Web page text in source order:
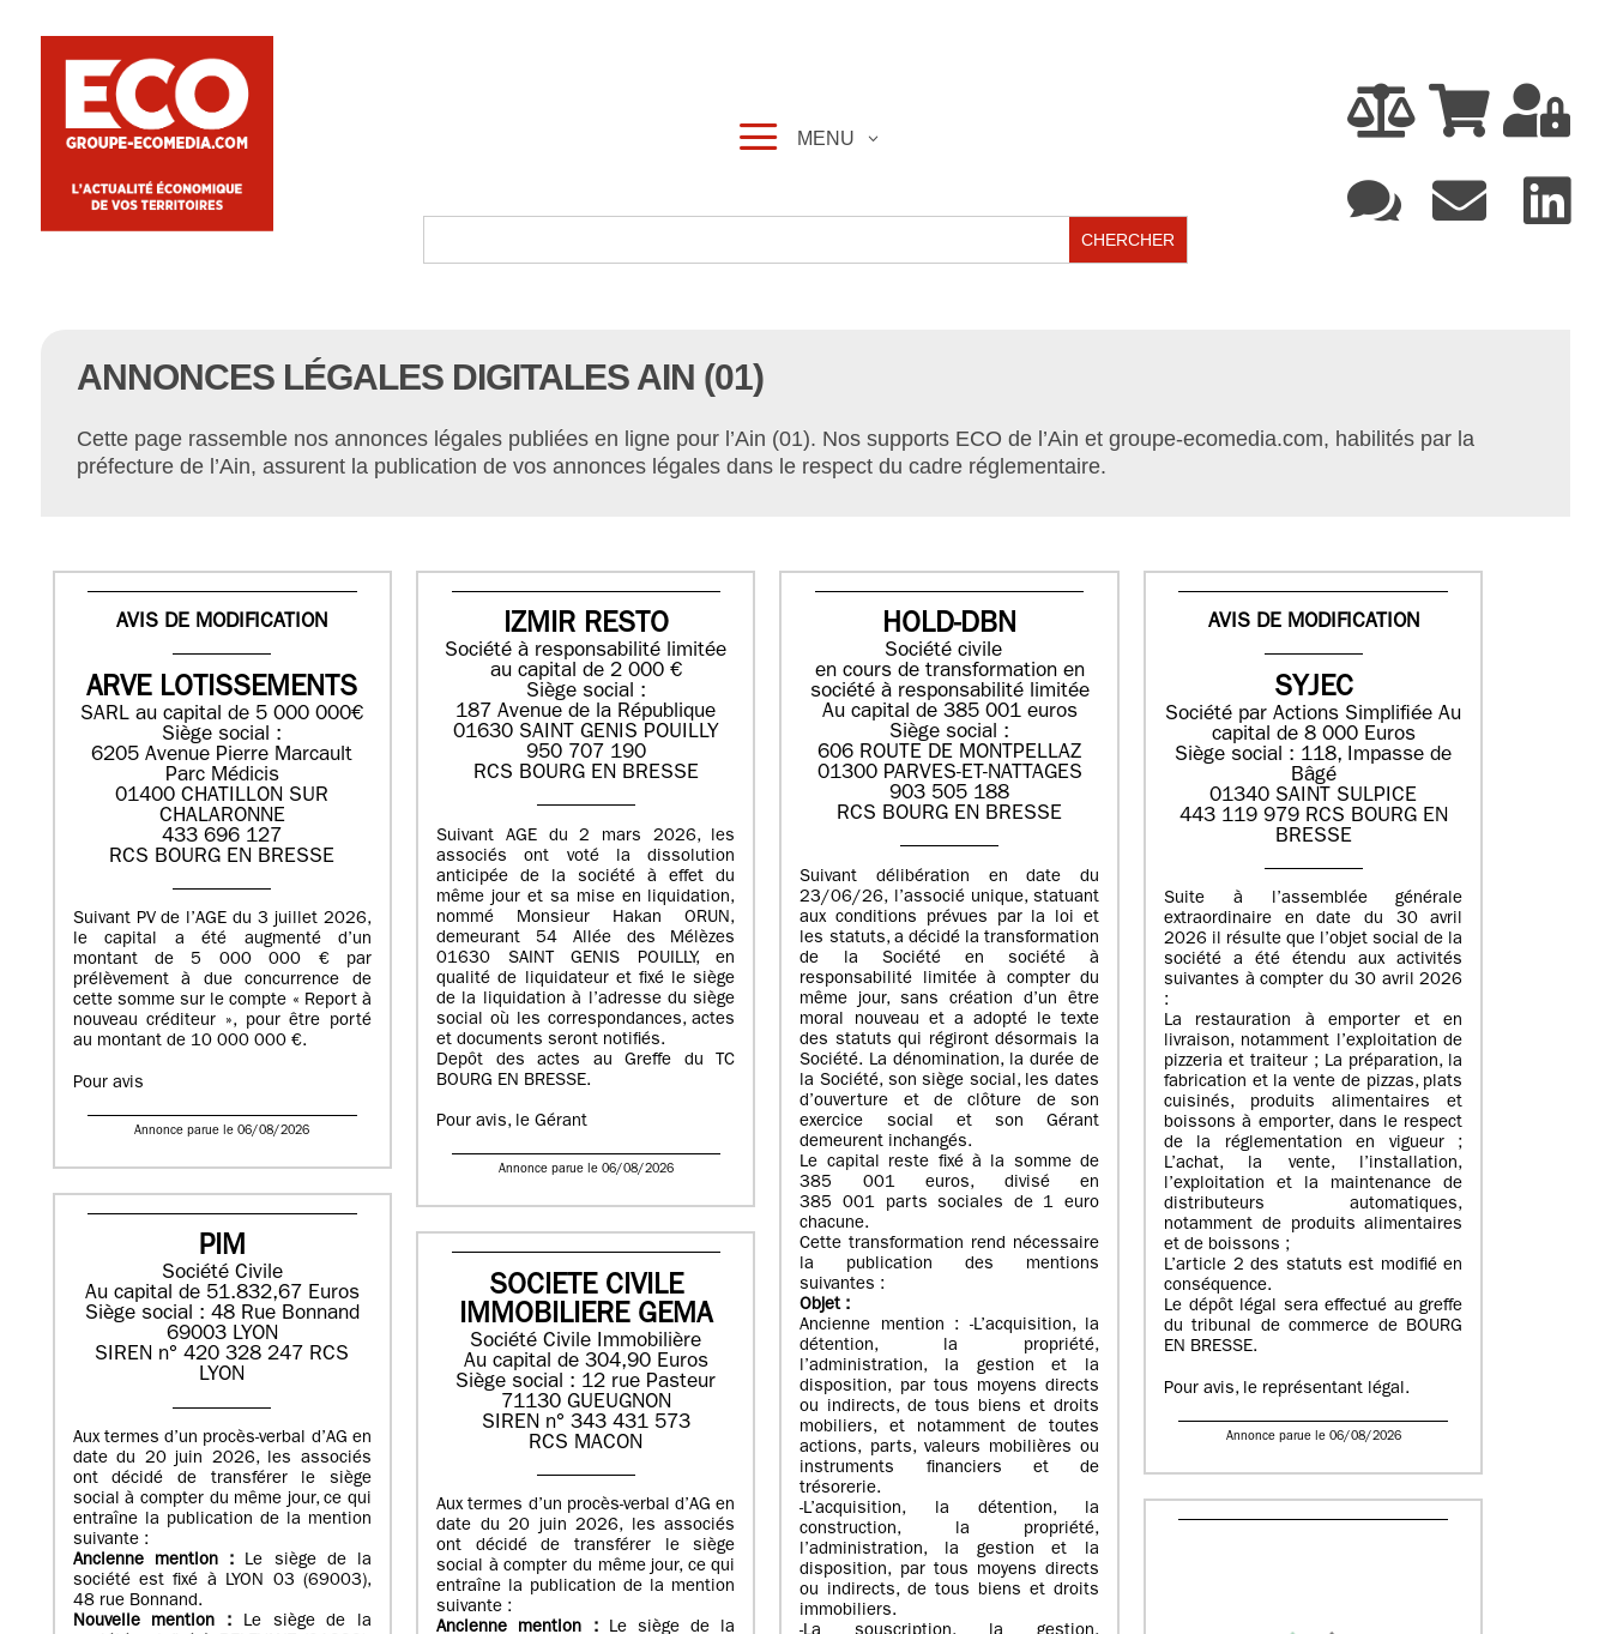
  
  
a MENU
ANNONCES LÉGALES DIGITALES AIN (01)
Cette page rassemble nos annonces légales publiées en ligne pour l’Ain (01). Nos supports ECO de l’Ain et groupe-ecomedia.com, habilités par la
préfecture de l’Ain, assurent la publication de vos annonces légales dans le respect du cadre réglementaire.
AVIS DE MODIFICATION
ARVE LOTISSEMENTS
SARL au capital de 5 000 000€
Siège social :
6205 Avenue Pierre Marcault
Parc Médicis
01400 CHATILLON SUR
CHALARONNE
433 696 127
RCS BOURG EN BRESSE
Suivant PV de l’AGE du 3 juillet 2026,
le capital a été augmenté d’un
montant de 5 000 000 € par
prélèvement à due concurrence de
cette somme sur le compte « Report à
nouveau créditeur », pour être porté
au montant de 10 000 000 €.
Pour avis
Annonce parue le 06/08/2026
IZMIR RESTO
Société à responsabilité limitée
au capital de 2 000 €
Siège social :
187 Avenue de la République
01630 SAINT GENIS POUILLY
950 707 190
RCS BOURG EN BRESSE
Suivant AGE du 2 mars 2026, les
associés ont voté la dissolution
anticipée de la société à effet du
même jour et sa mise en liquidation,
nommé Monsieur Hakan ORUN,
demeurant 54 Allée des Mélèzes
01630 SAINT GENIS POUILLY, en
qualité de liquidateur et fixé le siège
de la liquidation à l’adresse du siège
social où les correspondances, actes
et documents seront notifiés.
Depôt des actes au Greffe du TC
BOURG EN BRESSE.
Pour avis, le Gérant
Annonce parue le 06/08/2026
HOLD-DBN
Société civile
en cours de transformation en
société à responsabilité limitée
Au capital de 385 001 euros
Siège social :
606 ROUTE DE MONTPELLAZ
01300 PARVES-ET-NATTAGES
903 505 188
RCS BOURG EN BRESSE
Suivant délibération en date du
23/06/26, l’associé unique, statuant
aux conditions prévues par la loi et
les statuts, a décidé la transformation
de la Société en société à
responsabilité limitée à compter du
même jour, sans création d’un être
moral nouveau et a adopté le texte
des statuts qui régiront désormais la
Société. La dénomination, la durée de
la Société, son siège social, les dates
d’ouverture et de clôture de son
exercice social et son Gérant
demeurent inchangés.
Le capital reste fixé à la somme de
385 001 euros, divisé en
385 001 parts sociales de 1 euro
chacune.
Cette transformation rend nécessaire
la publication des mentions
suivantes :
Objet :
Ancienne mention : -L’acquisition, la
détention, la propriété,
l’administration, la gestion et la
disposition, par tous moyens directs
ou indirects, de tous biens et droits
mobiliers, et notamment de toutes
actions, parts, valeurs mobilières ou
instruments financiers et de
trésorerie.
-L’acquisition, la détention, la
construction, la propriété,
l’administration, la gestion et la
disposition, par tous moyens directs
ou indirects, de tous biens et droits
immobiliers.
AVIS DE MODIFICATION
SYJEC
Société par Actions SimplifiéeAu
capital de 8 000 Euros
Siège social : 118, Impasse de
Bâgé
01340 SAINT SULPICE
443 119 979 RCS BOURG EN
BRESSE
Suite à l’assemblée générale
extraordinaire en date du 30 avril
2026 il résulte que l’objet social de la
société a été étendu aux activités
suivantes à compter du 30 avril 2026
:
La restauration à emporter et en
livraison, notamment l’exploitation de
pizzeria et traiteur ; La préparation, la
fabrication et la vente de pizzas, plats
cuisinés, produits alimentaires et
boissons à emporter, dans le respect
de la réglementation en vigueur ;
L’achat, la vente, l’installation,
l’exploitation et la maintenance de
distributeurs automatiques,
notamment de produits alimentaires
et de boissons ;
L’article 2 des statuts est modifié en
conséquence.
Le dépôt légal sera effectué au greffe
du tribunal de commerce de BOURG
EN BRESSE.
Pour avis, le représentant légal.
Annonce parue le 06/08/2026
PIM
Société Civile
Au capital de 51.832,67 Euros
Siège social : 48 Rue Bonnand
69003 LYON
SIREN n° 420 328 247 RCS
LYON
Aux termes d’un procès-verbal d’AG en
date du 20 juin 2026, les associés
ont décidé de transférer le siège
social à compter du même jour, ce qui
entraîne la publication de la mention
suivante :
Ancienne mention : Le siège de la
société est fixé à LYON 03 (69003),
48 rue Bonnand.
Nouvelle mention :
Le siège de la
SOCIETE CIVILE
IMMOBILIERE GEMA
Société Civile Immobilière
Au capital de 304,90 Euros
Siège social : 12 rue Pasteur
71130 GUEUGNON
SIREN n° 343 431 573
RCS MACON
Aux termes d’un procès-verbal d’AG en
date du 20 juin 2026, les associés
ont décidé de transférer le siège
social à compter du même jour, ce qui
entraîne la publication de la mention
suivante :
Ancienne mention : Le siège de la